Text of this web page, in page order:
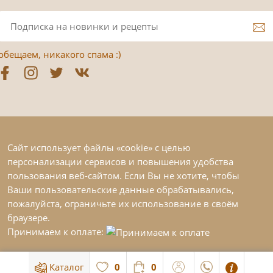
Каталог 0 0
никакого спама :)
Сайт использует файлы «cookie» с целью
персонализации сервисов и повышения удобства
пользования веб-сайтом. Если Вы не хотите, чтобы
Ваши пользовательские данные обрабатывались,
пожалуйста, ограничьте их использование в своём
браузере.
Принимаем к оплате: